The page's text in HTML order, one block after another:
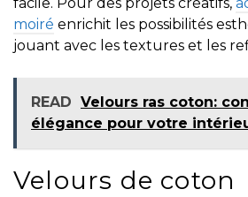
facile. Pour des projets créatifs,
moiré enrichit les possibilités
jouant avec les textures et les
READ Velours ras coton:
élégance pour votre
Velours de coton